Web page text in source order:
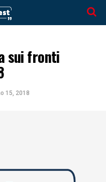
sui fronti
15, 2018